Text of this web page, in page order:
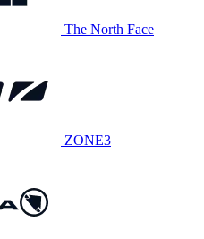
The North Face
ZONE3